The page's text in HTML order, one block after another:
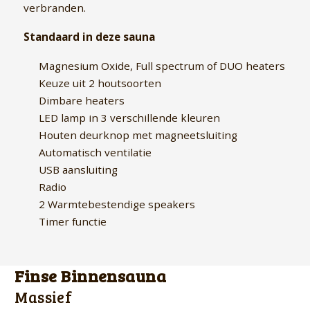
verbranden.
Standaard in deze sauna
Magnesium Oxide, Full spectrum of DUO heaters
Keuze uit 2 houtsoorten
Dimbare heaters
LED lamp in 3 verschillende kleuren
Houten deurknop met magneetsluiting
Automatisch ventilatie
USB aansluiting
Radio
2 Warmtebestendige speakers
Timer functie
Finse Binnensauna
Massief